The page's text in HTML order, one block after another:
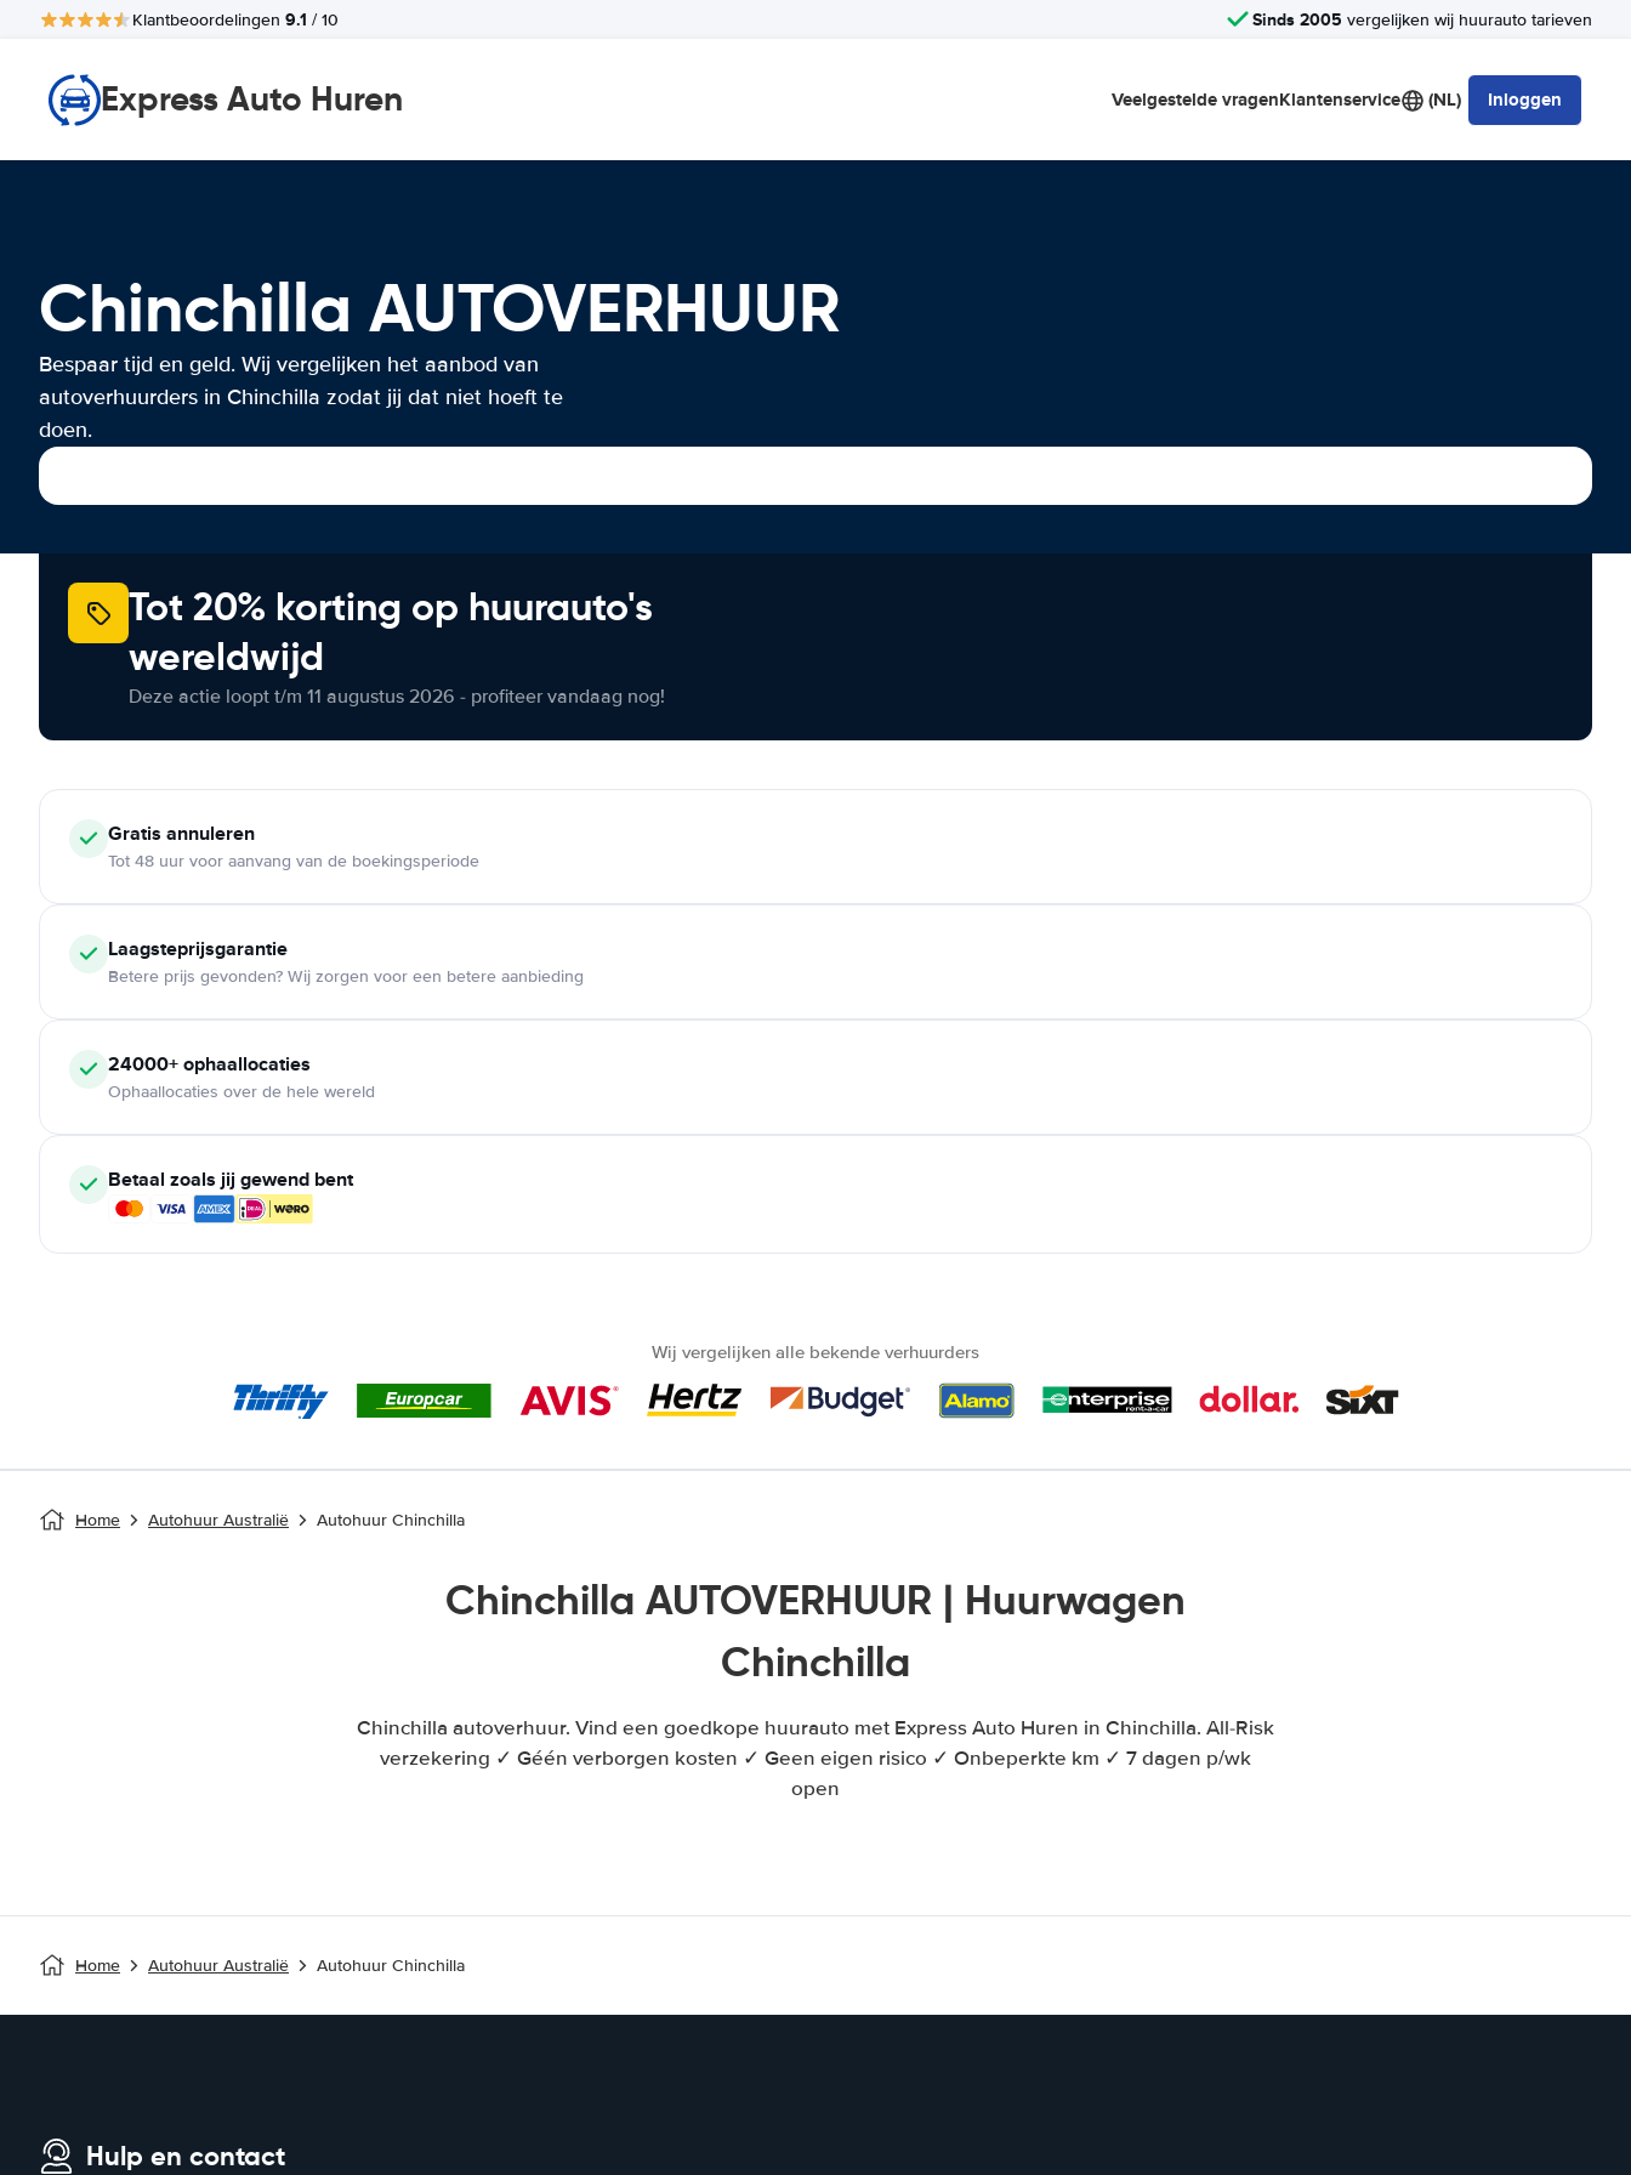
Klantbeoordelingen 9.1 / 10 Sinds 2005 vergelijken wij huurauto tarieven
Express Auto Huren Veelgestelde vragenKlantenservice (NL) Inloggen
Chinchilla AUTOVERHUUR
Bespaar tijd en geld. Wij vergelijken het aanbod van
autoverhuurders in Chinchilla zodat jij dat niet hoeft te
doen.
Tot 20% korting op huurauto's
wereldwijd
Deze actie loopt t/m 11 augustus 2026 - profiteer vandaag nog!
Gratis annuleren
Tot 48 uur voor aanvang van de boekingsperiode
Laagsteprijsgarantie
Betere prijs gevonden? Wij zorgen voor een betere aanbieding
24000+ ophaallocaties
Ophaallocaties over de hele wereld
Betaal zoals jij gewend bent
Wij vergelijken alle bekende verhuurders
Home Autohuur Australië Autohuur Chinchilla
Chinchilla AUTOVERHUUR | Huurwagen
Chinchilla
Chinchilla autoverhuur. Vind een goedkope huurauto met Express Auto Huren in Chinchilla. All-Risk
verzekering ✓ Géén verborgen kosten ✓ Geen eigen risico ✓ Onbeperkte km ✓ 7 dagen p/wk
open
Home Autohuur Australië Autohuur Chinchilla
Hulp en contact